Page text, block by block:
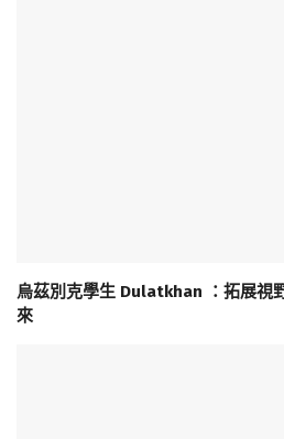
烏茲別克學生 Dulatkhan ：拓展視
來